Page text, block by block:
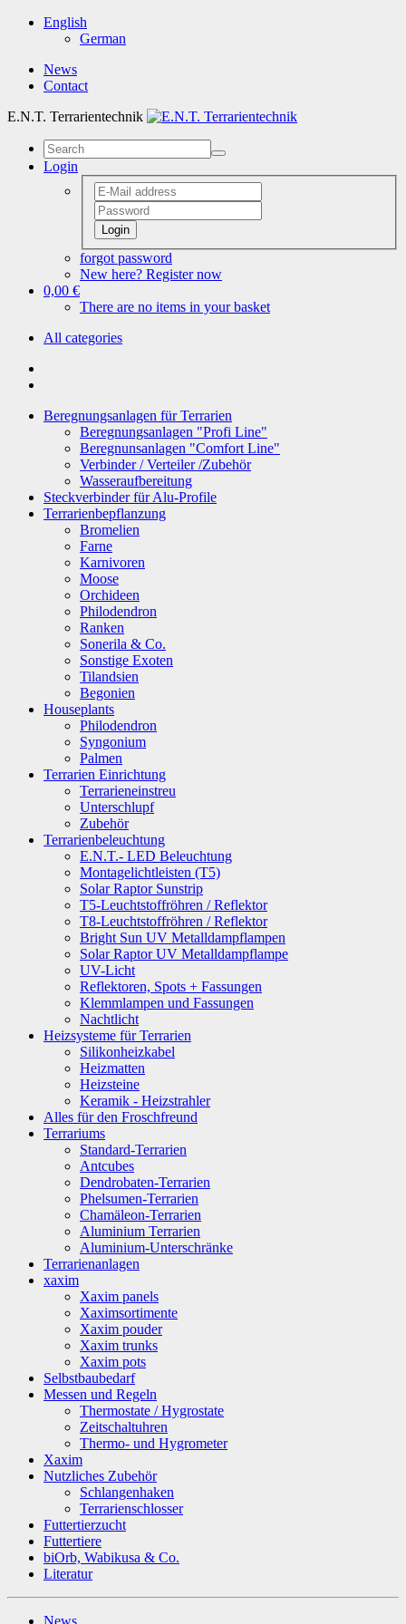
English
German
News
Contact
E.N.T. Terrarientechnik
Login
Login
forgot password
New here? Register now
0,00 €
There are no items in your basket
All categories
Beregnungsanlagen für Terrarien
Beregnungsanlagen "Profi Line"
Beregnunsanlagen "Comfort Line"
Verbinder / Verteiler /Zubehör
Wasseraufbereitung
Steckverbinder für Alu-Profile
Terrarienbepflanzung
Bromelien
Farne
Karnivoren
Moose
Orchideen
Philodendron
Ranken
Sonerila & Co.
Sonstige Exoten
Tilandsien
Begonien
Houseplants
Philodendron
Syngonium
Palmen
Terrarien Einrichtung
Terrarieneinstreu
Unterschlupf
Zubehör
Terrarienbeleuchtung
E.N.T.- LED Beleuchtung
Montagelichtleisten (T5)
Solar Raptor Sunstrip
T5-Leuchtstoffröhren / Reflektor
T8-Leuchtstoffröhren / Reflektor
Bright Sun UV Metalldampflampen
Solar Raptor UV Metalldampflampe
UV-Licht
Reflektoren, Spots + Fassungen
Klemmlampen und Fassungen
Nachtlicht
Heizsysteme für Terrarien
Silikonheizkabel
Heizmatten
Heizsteine
Keramik - Heizstrahler
Alles für den Froschfreund
Terrariums
Standard-Terrarien
Antcubes
Dendrobaten-Terrarien
Phelsumen-Terrarien
Chamäleon-Terrarien
Aluminium Terrarien
Aluminium-Unterschränke
Terrarienanlagen
xaxim
Xaxim panels
Xaximsortimente
Xaxim pouder
Xaxim trunks
Xaxim pots
Selbstbaubedarf
Messen und Regeln
Thermostate / Hygrostate
Zeitschaltuhren
Thermo- und Hygrometer
Xaxim
Nutzliches Zubehör
Schlangenhaken
Terrarienschlosser
Futtertierzucht
Futtertiere
biOrb, Wabikusa & Co.
Literatur
News